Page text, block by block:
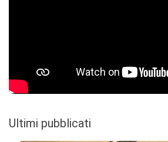
Ultimi pubblicati